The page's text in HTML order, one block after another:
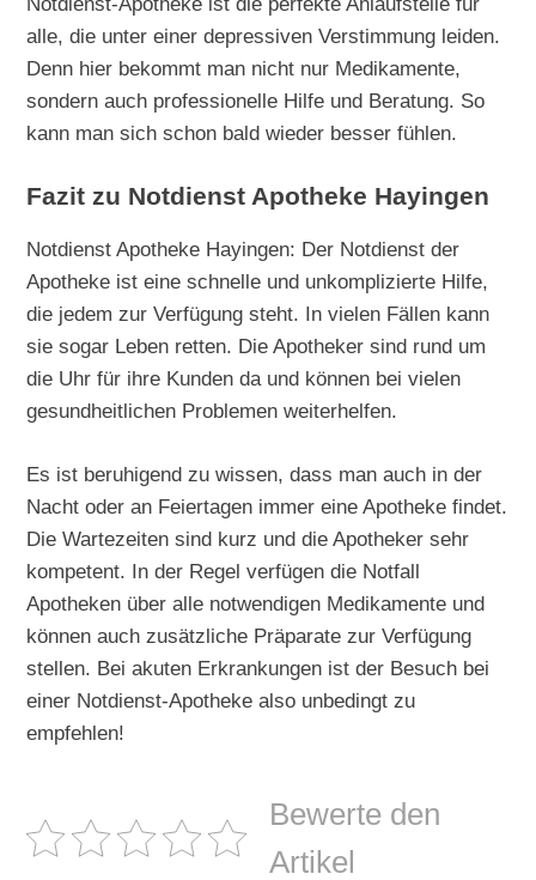
alle, die unter einer depressiven Verstimmung leiden.
Denn hier bekommt man nicht nur Medikamente,
sondern auch professionelle Hilfe und Beratung. So
kann man sich schon bald wieder besser fühlen.
Fazit zu Notdienst Apotheke Hayingen
Notdienst Apotheke Hayingen: Der Notdienst der
Apotheke ist eine schnelle und unkomplizierte Hilfe,
die jedem zur Verfügung steht. In vielen Fällen kann
sie sogar Leben retten. Die Apotheker sind rund um
die Uhr für ihre Kunden da und können bei vielen
gesundheitlichen Problemen weiterhelfen.
Es ist beruhigend zu wissen, dass man auch in der
Nacht oder an Feiertagen immer eine Apotheke findet.
Die Wartezeiten sind kurz und die Apotheker sehr
kompetent. In der Regel verfügen die Notfall
Apotheken über alle notwendigen Medikamente und
können auch zusätzliche Präparate zur Verfügung
stellen. Bei akuten Erkrankungen ist der Besuch bei
einer Notdienst-Apotheke also unbedingt zu
empfehlen!
Bewerte den
Artikel